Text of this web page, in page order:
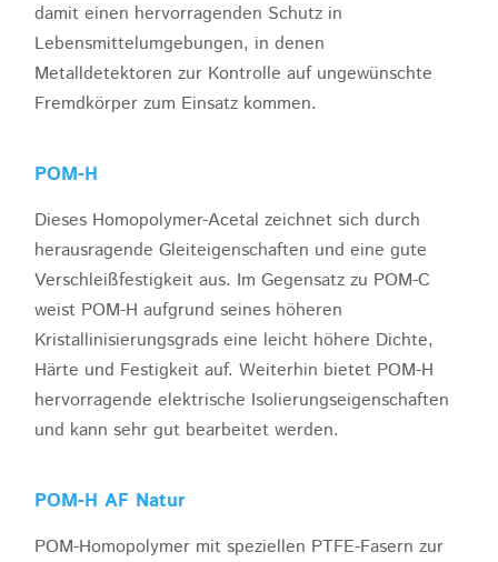
damit einen hervorragenden Schutz in
Lebensmittelumgebungen, in denen
Metalldetektoren zur Kontrolle auf ungewünschte
Fremdkörper zum Einsatz kommen.
POM-H
Dieses Homopolymer-Acetal zeichnet sich durch
herausragende Gleiteigenschaften und eine gute
Verschleißfestigkeit aus. Im Gegensatz zu POM-C
weist POM-H aufgrund seines höheren
Kristallinisierungsgrads eine leicht höhere Dichte,
Härte und Festigkeit auf. Weiterhin bietet POM-H
hervorragende elektrische Isolierungseigenschaften
und kann sehr gut bearbeitet werden.
POM-H AF Natur
POM-Homopolymer mit speziellen PTFE-Fasern zur